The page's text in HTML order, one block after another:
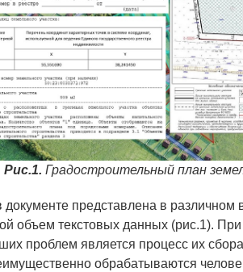
Рис.1. Градостроительный план
представлена в различном
объем текстовых данных (рис.1).
проблем является процесс их
обрабатываются